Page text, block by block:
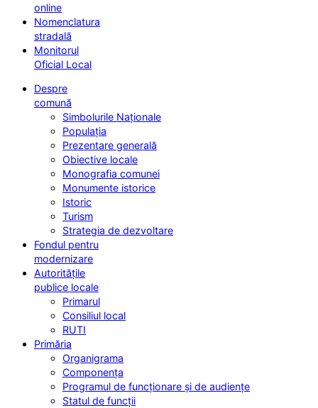
online
Nomenclatura
stradală
Monitorul
Oficial Local
Despre
comună
Simbolurile Naționale
Populația
Prezentare generală
Obiective locale
Monografia comunei
Monumente istorice
Istoric
Turism
Strategia de dezvoltare
Fondul pentru
modernizare
Autoritățile
publice locale
Primarul
Consiliul local
RUTI
Primăria
Organigrama
Componența
Programul de funcționare și de audiențe
Statul de funcții